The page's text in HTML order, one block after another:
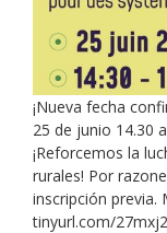
¡Nueva fecha
25 de junio 14.30
¡Reforcemos la
rurales! Por
inscripción previa.
tinyurl.com/